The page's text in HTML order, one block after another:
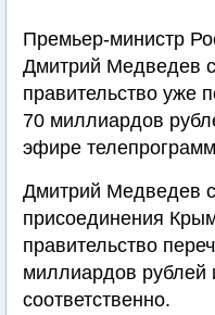
Премьер-министр
Дмитрий Медведев
правительство уже
70 миллиардов
эфире
Дмитрий Медведев
присоединения
правительство
миллиардов рублей
соответственно.